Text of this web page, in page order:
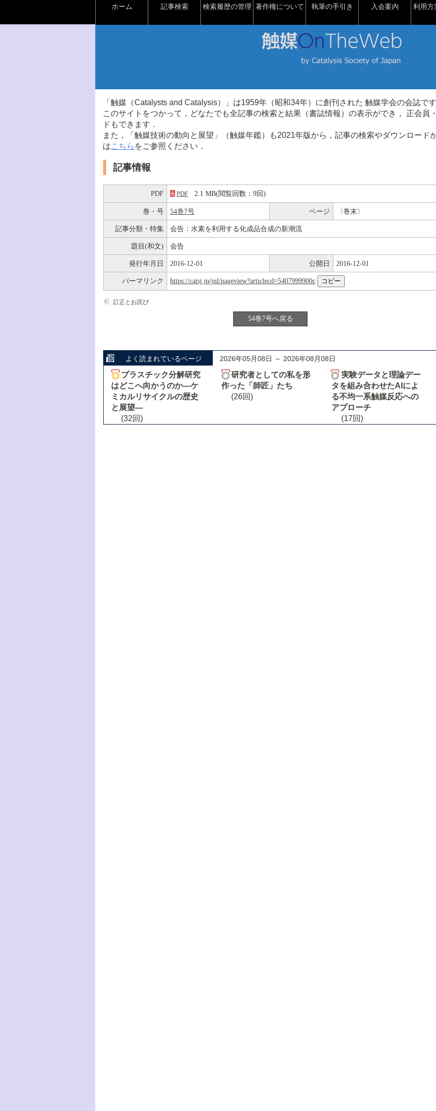
ホーム 記事検索 検索履歴の管理 著作権について 執筆の手引き 入会案内 利用方
「触媒（Catalysts and Catalysis）」は1959年（昭和34年）に創刊された 触媒学会の会誌です
このサイトをつかって，どなたでも全記事の検索と結果（書誌情報）の表示ができ， 正会員
ドもできます．
また，「触媒技術の動向と展望」（触媒年鑑）も2021年版から，記事の検索やダウンロード
はこちら をご参照ください．
記事情報
PDF PDF 2.1 MB(閲覧回数：9回)
巻・号 54巻7号 ページ 〈巻末〉
記事分類・特集 会告：水素を利用する化成品合成の新潮流
題目(和文) 会告
発行年月日 2016-12-01 公開日 2016-12-01
パーマリンク https://catsj.jp/jnl/pageview?articlecd=5407999900c
訂正とお詫び
54巻7号へ戻る
よく読まれているページ 2026年05月08日 ～ 2026年08月08日
プラスチック分解研究
はどこへ向かうのか―ケ
ミカルリサイクルの歴史
と展望―
(32回)
研究者としての私を形
作った「師匠」たち
(26回)
実験データと理論デー
タを組み合わせたAIによ
る不均一系触媒反応への
アプローチ
(17回)